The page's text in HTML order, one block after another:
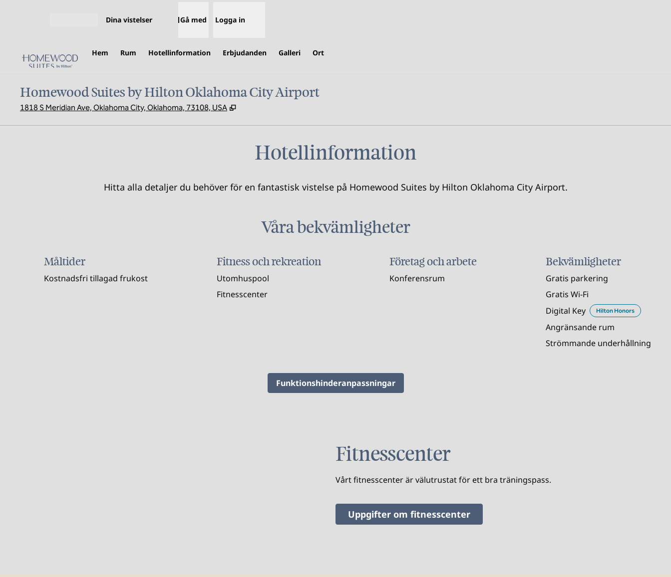
Dina vistelser Gå med Logga in
Hem Rum Hotellinformation Erbjudanden Galleri Ort
Homewood Suites by Hilton Oklahoma City Airport
1818 S Meridian Ave, Oklahoma City, Oklahoma, 73108, USA ,
Hotellinformation
Hitta alla detaljer du behöver för en fantastisk vistelse på Homewood Suites by Hilton Oklahoma City Airport.
Våra bekvämligheter
Måltider
Kostnadsfri tillagad frukost
Fitness och rekreation
Utomhuspool
Fitnesscenter
Företag och arbete
Konferensrum
Bekvämligheter
Gratis parkering
Gratis Wi-Fi
Digital Key
Hilton Honors
Angränsande rum
Strömmande underhållning
Funktionshinderanpassningar
Fitnesscenter
Vårt fitnesscenter är välutrustat för ett bra träningspass.
Uppgifter om fitnesscenter